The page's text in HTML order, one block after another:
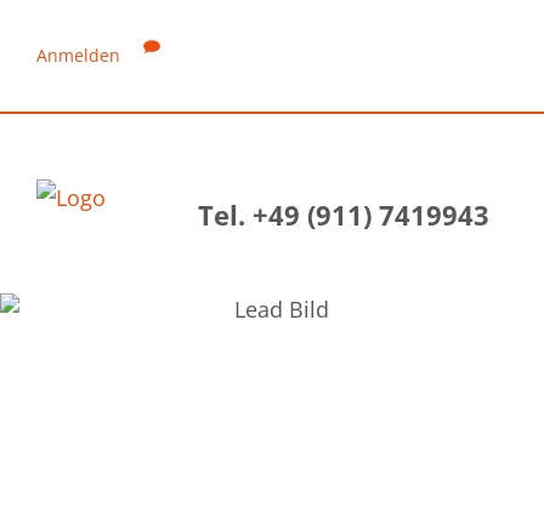
Anmelden
Tel. +49 (911) 7419943